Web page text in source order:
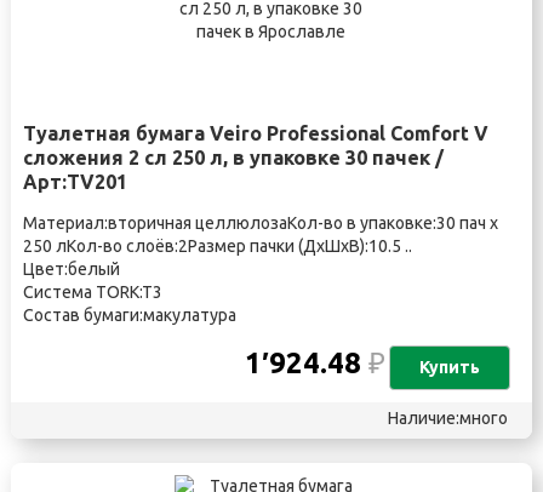
Туалетная бумага Veiro Professional Comfort V
сложения 2 сл 250 л, в упаковке 30 пачек /
Арт:TV201
Материал:вторичная целлюлозаКол-во в упаковке:30 пач х
250 лКол-во слоёв:2Размер пачки (ДхШхВ):10.5 ..
Цвет:белый
Система TORK:T3
Состав бумаги:макулатура
1′924.48₽ Купить
Наличие:много